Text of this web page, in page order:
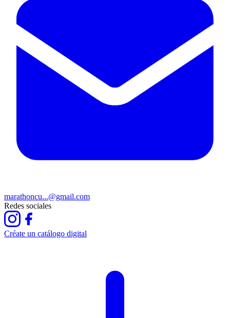
marathoncu...@gmail.com
Redes sociales
Créate un catálogo digital